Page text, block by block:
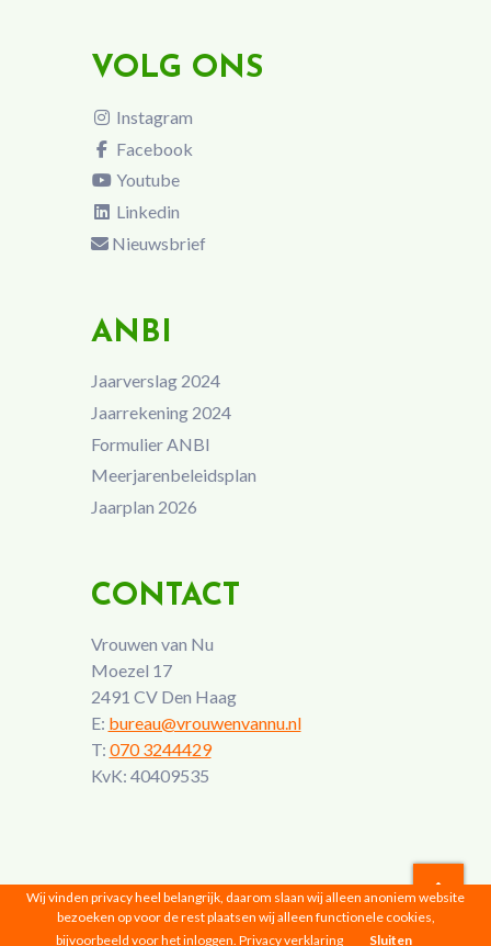
VOLG ONS
Instagram
Facebook
Youtube
Linkedin
Nieuwsbrief
ANBI
Jaarverslag 2024
Jaarrekening 2024
Formulier ANBI
Meerjarenbeleidsplan
Jaarplan 2026
CONTACT
Vrouwen van Nu
Moezel 17
2491 CV Den Haag
E: bureau@vrouwenvannu.nl
T: 070 3244429
KvK: 40409535
Vrouwen van Nu © 2026 |Privacyverklaring
Wij vinden privacy heel belangrijk, daarom slaan wij alleen anoniem website
bezoeken op voor de rest plaatsen wij alleen functionele cookies,
bijvoorbeeld voor het inloggen. Privacy verklaring Sluiten